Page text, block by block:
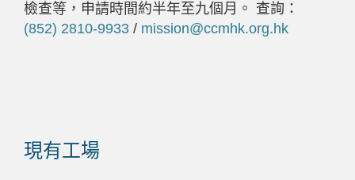
檢查等，申請時間約半年至九個月。 查詢：
(852) 2810-9933 / mission@ccmhk.org.hk
現有工場